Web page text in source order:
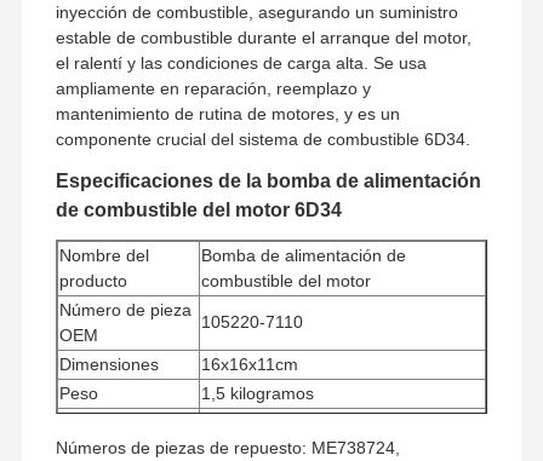
inyección de combustible, asegurando un suministro
estable de combustible durante el arranque del motor,
el ralentí y las condiciones de carga alta. Se usa
ampliamente en reparación, reemplazo y
mantenimiento de rutina de motores, y es un
componente crucial del sistema de combustible 6D34.
Especificaciones de la bomba de alimentación
de combustible del motor 6D34
Nombre del
producto
Bomba de alimentación de
combustible del motor
Número de pieza
OEM
105220-7110
Dimensiones
16x16x11cm
Peso
1,5 kilogramos
combustible
Números de piezas de repuesto: ME738724,